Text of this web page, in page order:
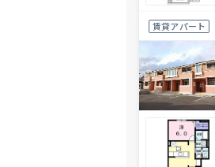
賃貸アパート